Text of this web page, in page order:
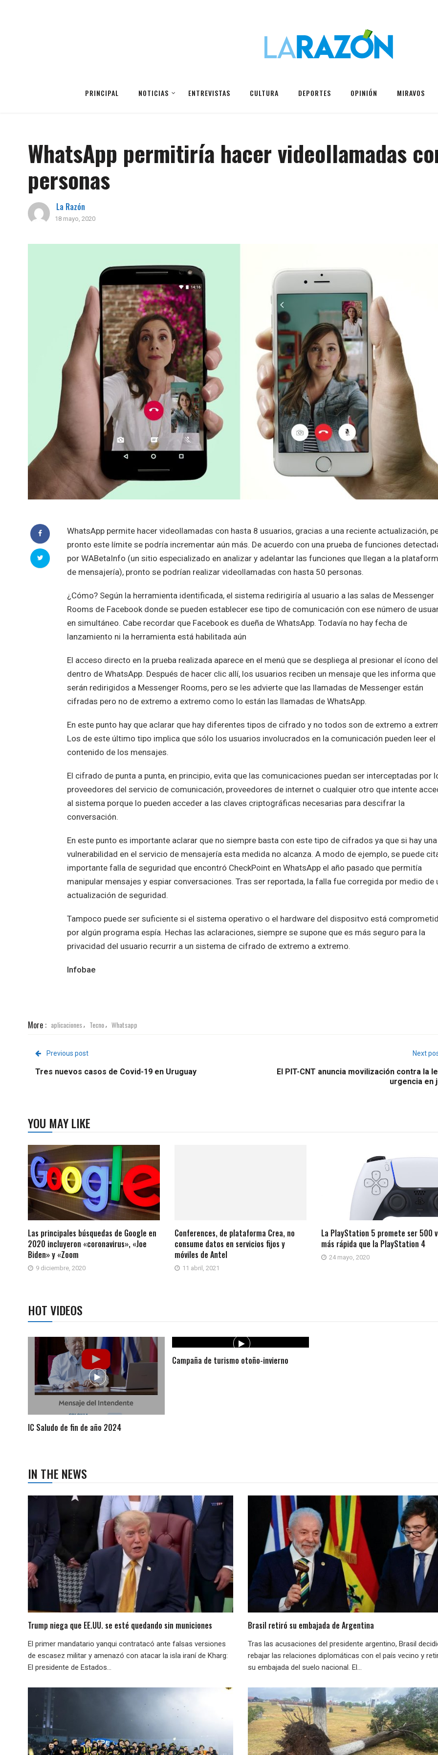
PRINCIPAL NOTICIAS ENTREVISTAS CULTURA DEPORTES OPINIÓN MIRAVOS
WhatsApp permitiría hacer videollamadas
personas
La Razón
18 mayo, 2020
WhatsApp permite hacer videollamadas con hasta 8 usuarios, gracias a una reciente actualización,
pronto este límite se podría incrementar aún más. De acuerdo con una prueba de funciones
por WABetaInfo (un sitio especializado en analizar y adelantar las funciones que llegan a la
de mensajería), pronto se podrían realizar videollamadas con hasta 50 personas.
¿Cómo? Según la herramienta identificada, el sistema redirigiría al usuario a las salas de Messenger
Rooms de Facebook donde se pueden establecer ese tipo de comunicación con ese número de
en simultáneo. Cabe recordar que Facebook es dueña de WhatsApp. Todavía no hay fecha de
lanzamiento ni la herramienta está habilitada aún
El acceso directo en la prueba realizada aparece en el menú que se despliega al presionar el ícono
dentro de WhatsApp. Después de hacer clic allí, los usuarios reciben un mensaje que les informa que
serán redirigidos a Messenger Rooms, pero se les advierte que las llamadas de Messenger están
cifradas pero no de extremo a extremo como lo están las llamadas de WhatsApp.
En este punto hay que aclarar que hay diferentes tipos de cifrado y no todos son de extremo a
Los de este último tipo implica que sólo los usuarios involucrados en la comunicación pueden leer el
contenido de los mensajes.
El cifrado de punta a punta, en principio, evita que las comunicaciones puedan ser interceptadas por
proveedores del servicio de comunicación, proveedores de internet o cualquier otro que intente
al sistema porque lo pueden acceder a las claves criptográficas necesarias para descifrar la
conversación.
En este punto es importante aclarar que no siempre basta con este tipo de cifrados ya que si hay una
vulnerabilidad en el servicio de mensajería esta medida no alcanza. A modo de ejemplo, se puede
importante falla de seguridad que encontró CheckPoint en WhatsApp el año pasado que permitía
manipular mensajes y espiar conversaciones. Tras ser reportada, la falla fue corregida por medio de
actualización de seguridad.
Tampoco puede ser suficiente si el sistema operativo o el hardware del dispositvo está
por algún programa espía. Hechas las aclaraciones, siempre se supone que es más seguro para la
privacidad del usuario recurrir a un sistema de cifrado de extremo a extremo.
Infobae
More : aplicaciones, Tecno, Whatsapp
Previous post
Tres nuevos casos de Covid-19 en Uruguay
Next
El PIT-CNT anuncia movilización contra la
urgencia en
YOU MAY LIKE
Las principales búsquedas de Google en
2020 incluyeron «coronavirus», «Joe
Biden» y «Zoom
9 diciembre, 2020
Conferences, de plataforma Crea, no
consume datos en servicios fijos y
móviles de Antel
11 abril, 2021
La PlayStation 5 promete ser 500
más rápida que la PlayStation 4
24 mayo, 2020
HOT VIDEOS
IC Saludo de fin de año 2024
Campaña de turismo otoño-invierno
IN THE NEWS
Trump niega que EE.UU. se esté quedando sin municiones
El primer mandatario yanqui contratacó ante falsas versiones
de escasez militar y amenazó con atacar la isla iraní de Kharg:
El presidente de Estados...
Brasil retiró su embajada de Argentina
Tras las acusaciones del presidente argentino, Brasil
rebajar las relaciones diplomáticas con el país vecino y
su embajada del suelo nacional. El...